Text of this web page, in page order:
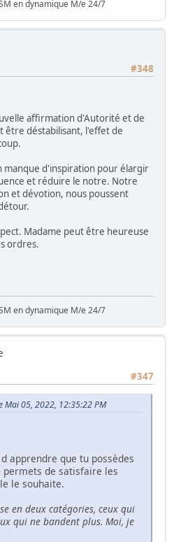
en dynamique M/e 24/7
#348
affirmation d'Autorité et de
être déstabilisant, l'effet de
manque d'inspiration pour élargir
et réduire le notre. Notre
et dévotion, nous poussent
Madame peut être heureuse
ordres.
en dynamique M/e 24/7
#347
Mai 05, 2022, 12:35:22 PM
apprendre que tu possèdes
de satisfaire les
le souhaite.
en deux catégories, ceux qui
qui ne bandent plus. Moi, je